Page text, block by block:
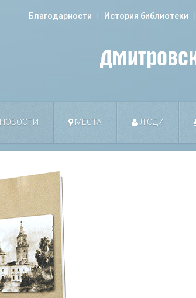
Благодарности История библиотеки
НОВОСТИ МЕСТА ЛЮДИ